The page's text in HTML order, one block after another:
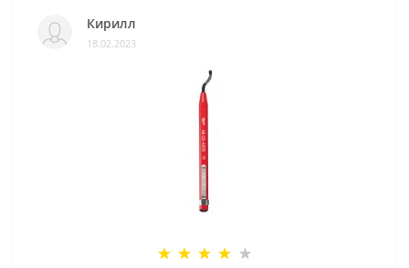
Кирилл
18.02.2023